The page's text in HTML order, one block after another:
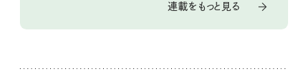
連載をもっと見る